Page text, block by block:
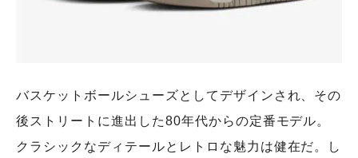
バスケットボールシューズとしてデザインされ、その
後ストリートに進出した80年代からの定番モデル。
クラシックなディテールとレトロな魅力は健在だ。し